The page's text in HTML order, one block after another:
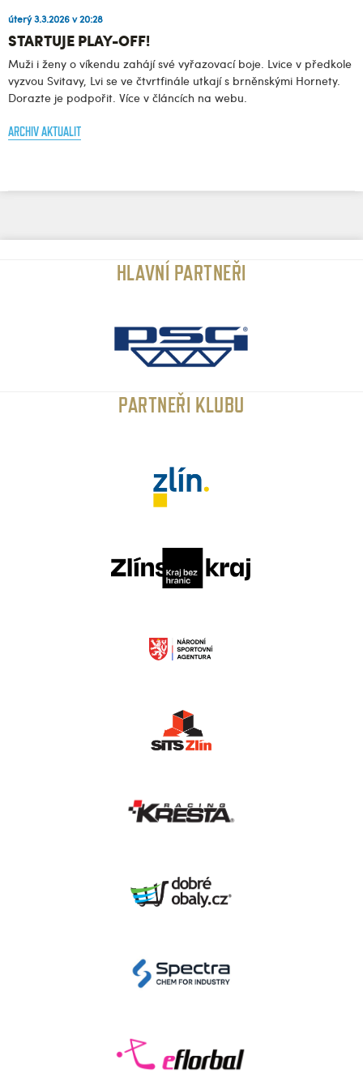
úterý 3.3.2026 v 20:28
STARTUJE PLAY-OFF!
Muži i ženy o víkendu zahájí své vyřazovací boje. Lvice v předkole
vyzvou Svitavy, Lvi se ve čtvrtfinále utkají s brněnskými Hornety.
Dorazte je podpořit. Více v článcích na webu.
ARCHIV AKTUALIT
HLAVNÍ PARTNEŘI
PARTNEŘI KLUBU